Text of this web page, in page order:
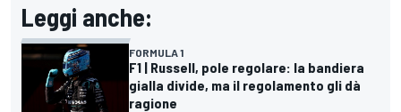
Leggi anche:
FORMULA 1
F1 | Russell, pole regolare: la bandiera
gialla divide, ma il regolamento gli dà
ragione